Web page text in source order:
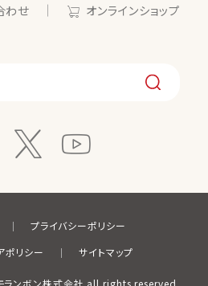
わせ オンラインショップ
ンボン株式会社 all rights reserved.
プライバシーポリシー
ポリシー
サイトマップ